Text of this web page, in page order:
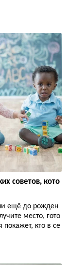
советов, кото
ещё до рожден
место, гото
покажет, кто в се